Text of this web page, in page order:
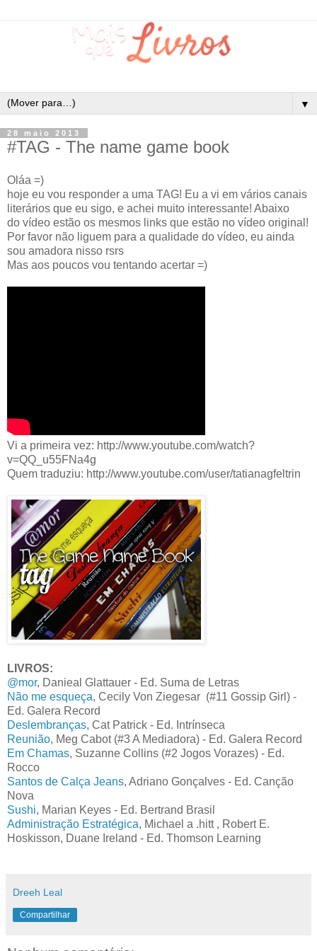
▼
28 maio 2013
#TAG - The name game book
Oláa =)
hoje eu vou responder a uma TAG! Eu a vi em vários canais
literários que eu sigo, e achei muito interessante! Abaixo
do vídeo estão os mesmos links que estão no vídeo original!
Por favor não liguem para a qualidade do vídeo, eu ainda
sou amadora nisso rsrs
Mas aos poucos vou tentando acertar =)
Vi a primeira vez: http://www.youtube.com/watch?
v=QQ_u55FNa4g
Quem traduziu: http://www.youtube.com/user/tatianagfeltrin
LIVROS:
@mor, Danieal Glattauer - Ed. Suma de Letras
Não me esqueça, Cecily Von Ziegesar (#11 Gossip Girl) -
Ed. Galera Record
Deslembranças, Cat Patrick - Ed. Intrínseca
Reunião, Meg Cabot (#3 A Mediadora) - Ed. Galera Record
Em Chamas, Suzanne Collins (#2 Jogos Vorazes) - Ed.
Rocco
Santos de Calça Jeans, Adriano Gonçalves - Ed. Canção
Nova
Sushi, Marian Keyes - Ed. Bertrand Brasil
Administração Estratégica, Michael a .hitt , Robert E.
Hoskisson, Duane Ireland - Ed. Thomson Learning
Dreeh Leal
Compartilhar